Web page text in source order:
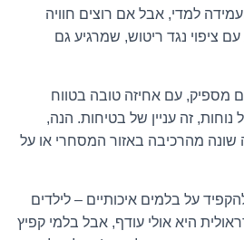
למדי, אבל אם רוצים חוויה
ציפוי נגד ריטוש, שמרגיע גם
מספיק, עם אחיזה טובה בטווח
זה עניין של בטיחות. הנה,
שונה מהרכיבה באזור המסחרי או על
על בלמים איכותיים – לילדים
היא אולי עודף, אבל בלמי קפיץ